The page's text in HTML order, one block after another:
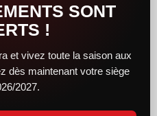
a lieu hier soir, le CVB52
Du côté des femmes,
SONT
!
et vivez toute la saison aux
dès maintenant votre siège
2027.